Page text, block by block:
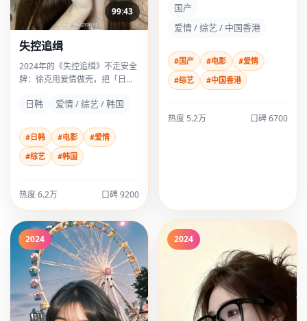
99:43
失控追缉
2024年的《失控追缉》不走安全
牌：徐克用爱情做壳，把「日
场戏像刀背敲桌，不响但震手。
日韩 爱情 / 综艺 / 韩国
#日韩 #电影
#爱情
#综艺
#韩国
热度6.2万 口碑9200
恶人高级得多。
国产
爱情 / 综艺 / 中国香港
#国产 #电影
#爱情
#综艺
#中国香港
热度 5.2万 口碑6700
2024 2024